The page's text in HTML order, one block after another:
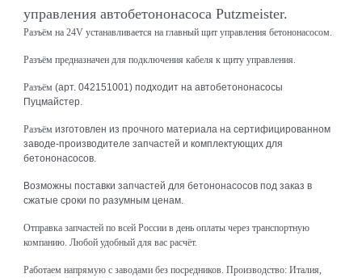
управления автобетононасоса Putzmeister.
Разъём на 24V устанавливается на главный щит управления бетононасосом.
Разъём предназначен для подключения кабеля к щиту управления.
Разъём (арт. 042151001) подходит на автобетононасосы
Пуцмайстер.
Разъём изготовлен из прочного материала на сертифицированном
заводе-производителе запчастей и комплектующих для
бетононасосов.
Возможны поставки запчастей для бетононасосов под заказ в
сжатые сроки по разумным ценам.
Отправка запчастей по всей России в день оплаты через транспортную
компанию. Любой удобный для вас расчёт.
Работаем напрямую с заводами без посредников. Производство: Италия,